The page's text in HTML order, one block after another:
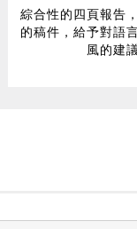
綜合性的四頁報告
的稿件，給予對語
風的建議